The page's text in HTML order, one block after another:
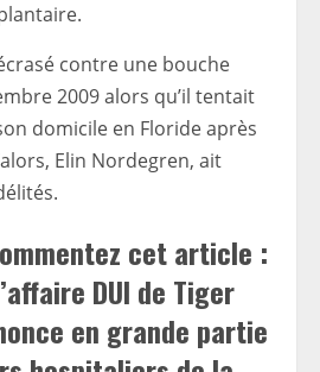
contre une bouche
2009 alors qu’il tentait
domicile en Floride après
Elin Nordegren, ait
cet article :
DUI de Tiger
en grande partie